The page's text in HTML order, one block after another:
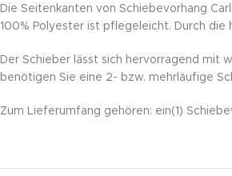
Die Seitenkanten von Schiebevorhang
100% Polyester ist pflegeleicht. Durch
Der Schieber lässt sich hervorragend mit
benötigen Sie eine 2- bzw. mehrläufige
Zum Lieferumfang gehören: ein(1)